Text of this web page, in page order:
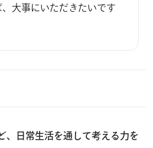
大事にいただきたいです
、日常生活を通して考える力を